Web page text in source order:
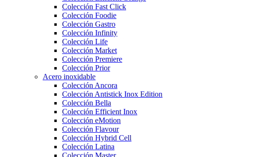
Colección Fast Click
Colección Foodie
Colección Gastro
Colección Infinity
Colección Life
Colección Market
Colección Premiere
Colección Prior
Acero inoxidable
Colección Ancora
Colección Antistick Inox Edition
Colección Bella
Colección Efficient Inox
Colección eMotion
Colección Flavour
Colección Hybrid Cell
Colección Latina
Colección Master